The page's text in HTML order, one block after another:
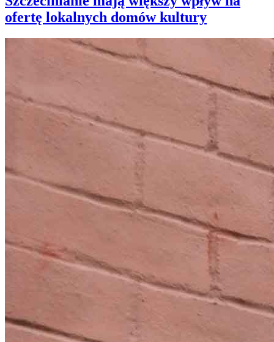
ofertę lokalnych domów kultury